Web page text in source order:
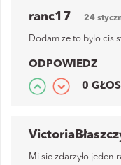
ranc17 24
Dodam ze to bylo cis
ODPOWIEDZ
0
Mi sie zdarzyło